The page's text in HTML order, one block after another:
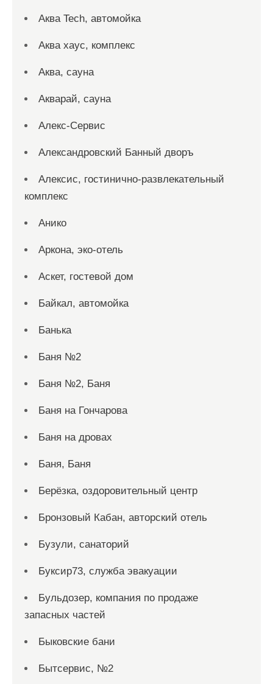
Аква Tech, автомойка
Аква хаус, комплекс
Аква, сауна
Акварай, сауна
Алекс-Сервис
Александровский Банный дворъ
Алексис, гостинично-развлекательный
комплекс
Анико
Аркона, эко-отель
Аскет, гостевой дом
Байкал, автомойка
Банька
Баня №2
Баня №2, Баня
Баня на Гончарова
Баня на дровах
Баня, Баня
Берёзка, оздоровительный центр
Бронзовый Кабан, авторский отель
Бузули, санаторий
Буксир73, служба эвакуации
Бульдозер, компания по продаже
запасных частей
Быковские бани
Бытсервис, №2